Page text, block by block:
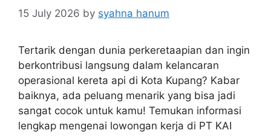
15 July 2026 by syahna hanum
Tertarik dengan dunia perkeretaapian dan ingin
berkontribusi langsung dalam kelancaran
operasional kereta api di Kota Kupang? Kabar
baiknya, ada peluang menarik yang bisa jadi
sangat cocok untuk kamu! Temukan informasi
lengkap mengenai lowongan kerja di PT KAI